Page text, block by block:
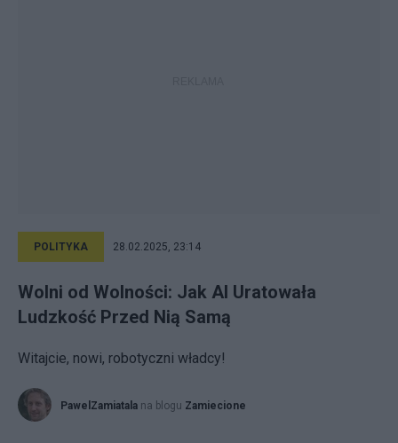
POLITYKA 28.02.2025, 23:14
Wolni od Wolności: Jak AI Uratowała
Ludzkość Przed Nią Samą
Witajcie, nowi, robotyczni władcy!
PawelZamiatala na blogu Zamiecione